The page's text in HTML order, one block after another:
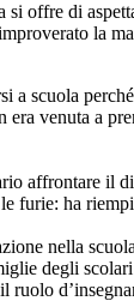
offre di
la
scuola
era venuta a
affrontare il
furie: ha
nella
degli